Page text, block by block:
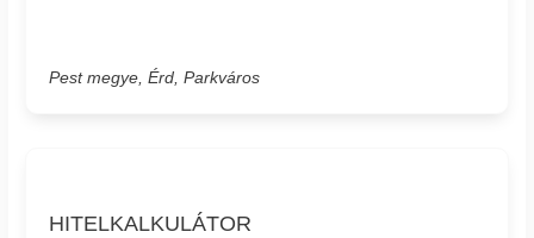
Pest megye, Érd, Parkváros
HITELKALKULÁTOR